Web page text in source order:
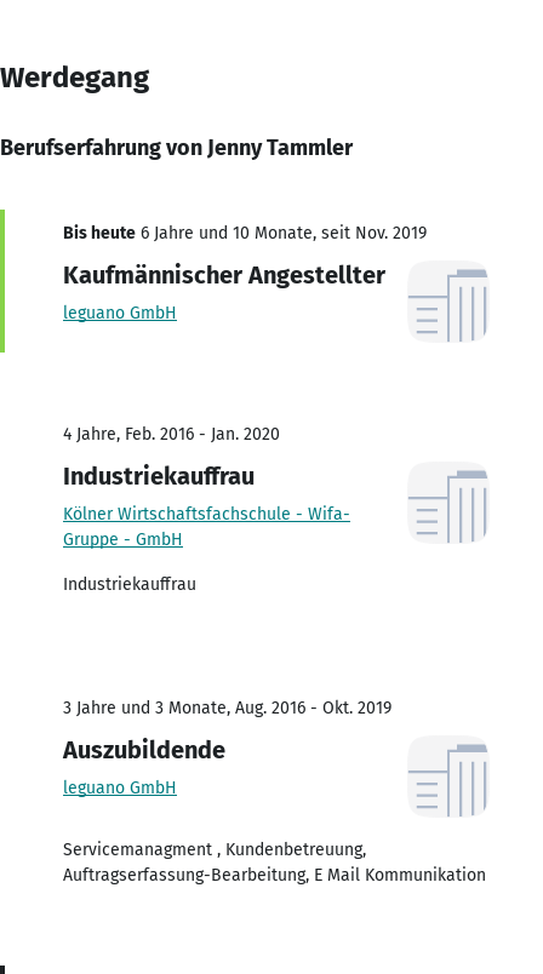
Werdegang
Berufserfahrung von Jenny Tammler
Bis heute 6 Jahre und 10 Monate, seit Nov. 2019
Kaufmännischer Angestellter
leguano GmbH
4 Jahre, Feb. 2016 - Jan. 2020
Industriekauffrau
Kölner Wirtschaftsfachschule - Wifa-
Gruppe - GmbH
Industriekauffrau
3 Jahre und 3 Monate, Aug. 2016 - Okt. 2019
Auszubildende
leguano GmbH
Servicemanagment , Kundenbetreuung,
Auftragserfassung-Bearbeitung, E Mail Kommunikation